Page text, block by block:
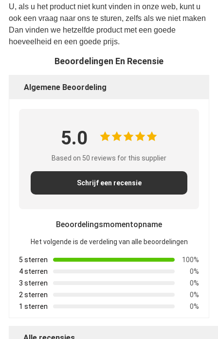
U, als u het product niet kunt vinden in onze web, kunt u
ook een vraag naar ons te sturen, zelfs als we niet maken
Dan vinden we hetzelfde product met een goede
hoeveelheid en een goede prijs.
Beoordelingen En Recensie
Algemene Beoordeling
5.0
Based on 50 reviews for this supplier
Schrijf een recensie
Beoordelingsmomentopname
Het volgende is de verdeling van alle beoordelingen
5 sterren
100%
4 sterren
0%
3 sterren
0%
2 sterren
0%
1 sterren
0%